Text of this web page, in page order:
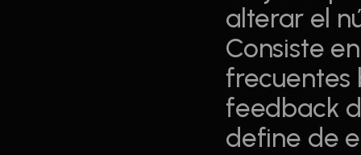
alterar el
Consiste
frecuentes
feedback
define de